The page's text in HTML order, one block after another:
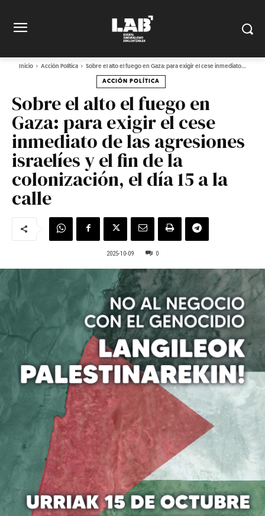
Inicio Acción Política Sobre el alto el fuego en Gaza: para exigir el cese inmediato...
ACCIÓN POLÍTICA
Sobre el alto el fuego en
Gaza: para exigir el cese
inmediato de las agresiones
israelíes y el fin de la
colonización, el día 15 a la
calle
2025-10-09 0